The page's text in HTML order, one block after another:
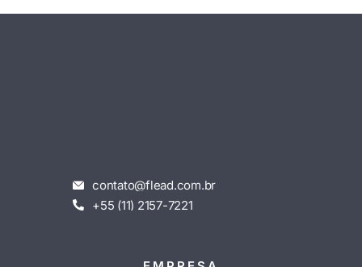
contato@flead.com.br
+55 (11) 2157-7221